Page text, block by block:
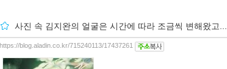
사진 속 김지완의 얼굴은 시간에 따라 조금씩 변해왔고...
https://blog.aladin.co.kr/715240113/17437261